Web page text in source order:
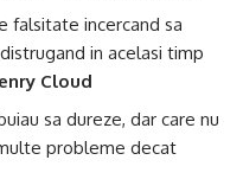
falsitate incercand sa
in acelasi timp
Cloud
sa dureze, dar care nu
probleme decat